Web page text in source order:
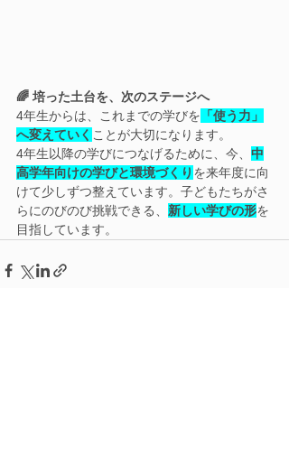
🌈 培った土台を、次のステージへ
4年生からは、これまでの学びを 「使う力」
へ変えていく ことが大切になります。
4年生以降の学びにつなげるために、今、 中
高学年向けの学びと環境づくり を来年度に向
けて少しずつ整えています。子どもたちがさ
らにのびのび挑戦できる、 新しい学びの形を
目指しています。